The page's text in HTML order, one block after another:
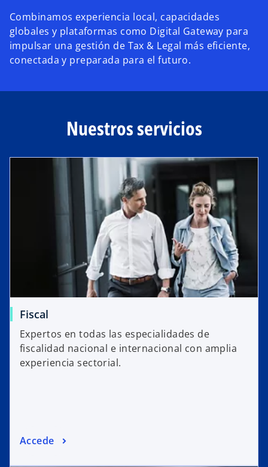
Combinamos experiencia local, capacidades
globales y plataformas como Digital Gateway para
impulsar una gestión de Tax & Legal más eficiente,
conectada y preparada para el futuro.
Nuestros servicios
Fiscal
Expertos en todas las especialidades de
fiscalidad nacional e internacional con amplia
experiencia sectorial.
Accede